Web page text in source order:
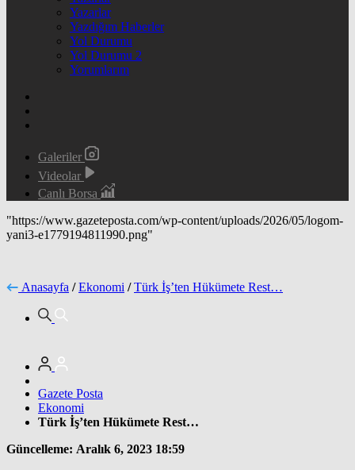
Yazarlar
Yazdığım Haberler
Yol Durumu
Yol Durumu 2
Yorumlarım
Galeriler
Videolar
Canlı Borsa
"https://www.gazeteposta.com/wp-content/uploads/2026/05/logom-
yani3-e1779194811990.png"
Anasayfa / Ekonomi / Türk İş’ten Hükümete Rest…
Gazete Posta
Ekonomi
Türk İş’ten Hükümete Rest…
Güncelleme: Aralık 6, 2023 18:59